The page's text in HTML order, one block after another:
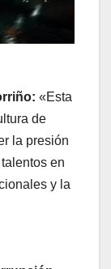
«Esta
de
la presión
en
y la